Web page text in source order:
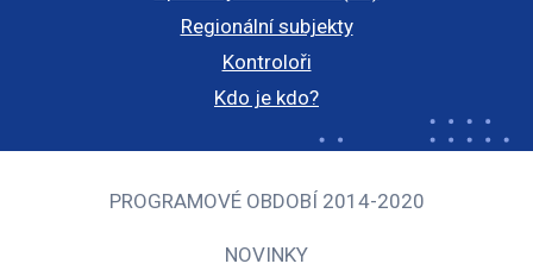
Regionální subjekty
Kontroloři
Kdo je kdo?
PROGRAMOVÉ OBDOBÍ 2014-2020
NOVINKY